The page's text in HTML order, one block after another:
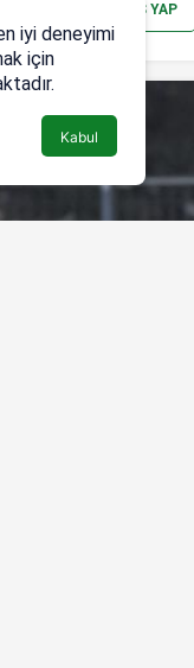
GIRIŞ YAP
iyi deneyimi
için
Kabul